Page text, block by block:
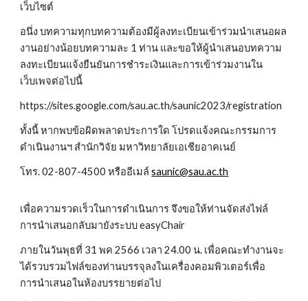
เว็บไซต์
อนึ่ง บทความทุกบทความต้องมีผู้ลงทะเบียนเข้าร่วมนำเสนอผล
งานอย่างน้อยบทความละ 1 ท่าน และขอให้ผู้นำเสนอบทความ
ลงทะเบียนแจ้งยืนยันการชำระเงินและการเข้าร่วมงานใน
เว็บเพจต่อไปนี้
https://sites.google.com/sau.ac.th/saunic2023/registration
ทั้งนี้ หากพบข้อผิดพลาดประการใด โปรดแจ้งคณะกรรมการ
ดำเนินงานฯ สำนักวิจัย มหาวิทยาลัยเอเชียอาคเนย์
โทร. 02-807-4500 หรืออีเมล์saunic@sau.ac.th
เพื่อความรวดเร็วในการดำเนินการ จึงขอให้ท่านจัดส่งไฟล์
การนำเสนอกลับมายังระบบ easyChair
ภายในวันพุธที่ 31 พค 2566 เวลา 24.00 น. เพื่อคณะทำงานจะ
ได้รวบรวมไฟล์ของท่านบรรจุลงในเครื่องคอมพิวเตอร์เพื่อ
การนำเสนอในห้องบรรยายต่อไป